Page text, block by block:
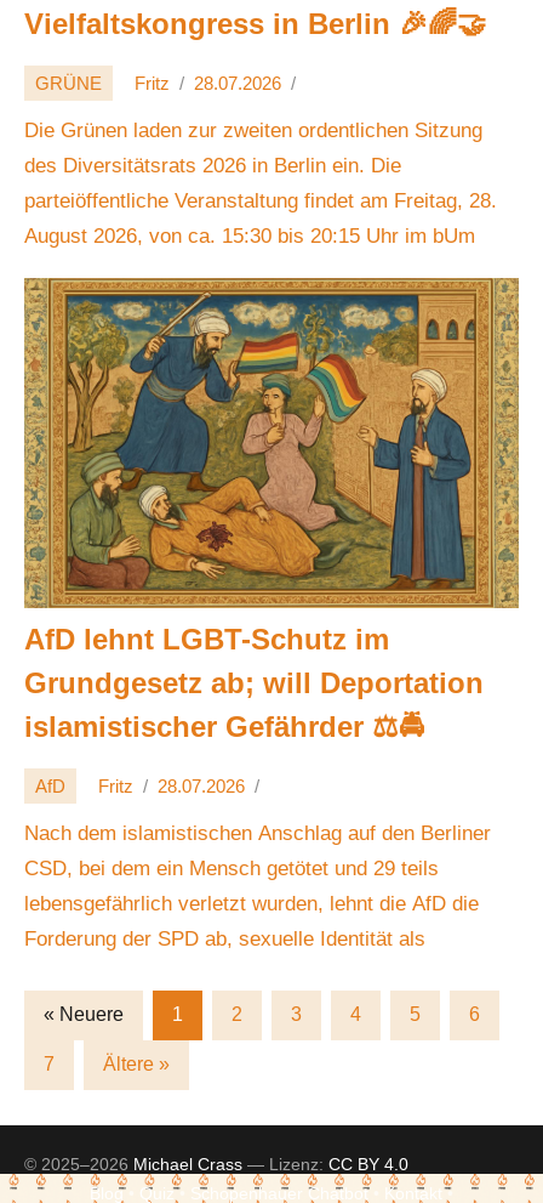
Vielfaltskongress in Berlin 🎉🌈🤝
GRÜNE Fritz 28.07.2026
Die Grünen laden zur zweiten ordentlichen Sitzung
des Diversitätsrats 2026 in Berlin ein. Die
parteiöffentliche Veranstaltung findet am Freitag, 28.
August 2026, von ca. 15:30 bis 20:15 Uhr im bUm
AfD lehnt LGBT-Schutz im
Grundgesetz ab; will Deportation
islamistischer Gefährder ⚖️🚔
AfD Fritz 28.07.2026
Nach dem islamistischen Anschlag auf den Berliner
CSD, bei dem ein Mensch getötet und 29 teils
lebensgefährlich verletzt wurden, lehnt die AfD die
Forderung der SPD ab, sexuelle Identität als
Posts
navigation
« Neuere 1 2 3 4 5 6
7 Ältere »
© 2025–2026 Michael Crass — Lizenz: CC BY 4.0
Blog• Quiz• Schopenhauer Chatbot• Kontakt•